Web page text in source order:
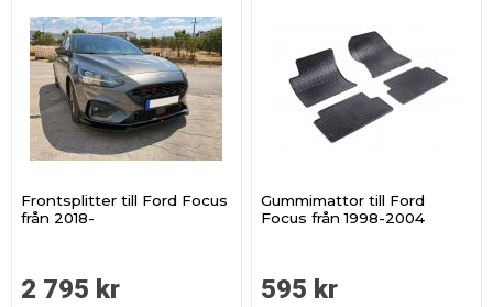
Frontsplitter till Ford Focus
från 2018-
2 795 kr
Gummimattor till Ford
Focus från 1998-2004
595 kr